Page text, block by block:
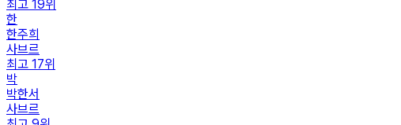
최고 19위
한
한주희
사브르
최고 17위
박
박한서
사브르